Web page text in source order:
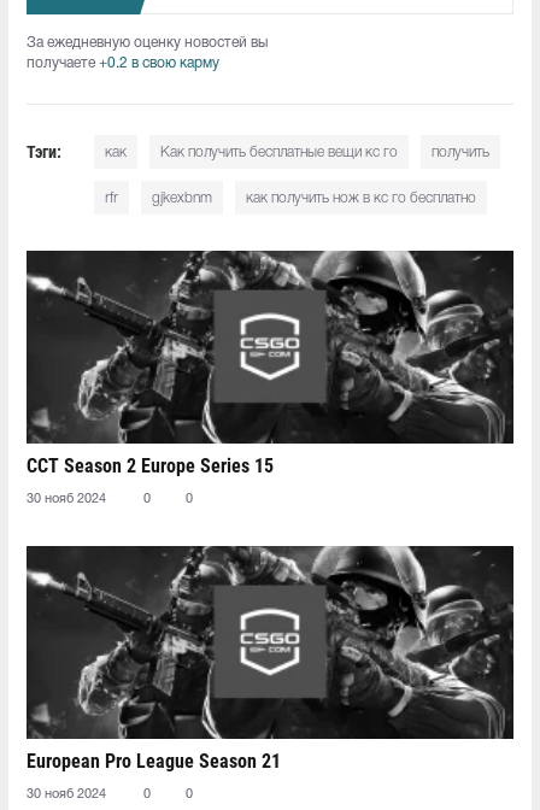
За ежедневную оценку новостей вы
получаете +0.2 в свою карму
Тэги: как Как получить бесплатные вещи кс го получить
rfr gjkexbnm как получить нож в кс го бесплатно
CCT Season 2 Europe Series 15
30 нояб 2024 0 0
European Pro League Season 21
30 нояб 2024 0 0